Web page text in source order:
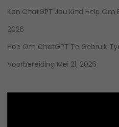
Kan ChatGPT Jou Kind Help Om
2026
Hoe Om ChatGPT Te Gebruik
Voorbereiding Mei 21, 2026